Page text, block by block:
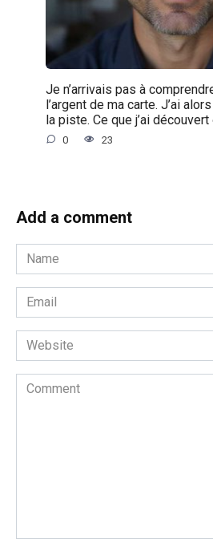
Je n’arrivais pas à
l’argent de ma carte. J’ai
la piste. Ce que j’ai
0 23
Add a comment
Name
*
Email
*
Website
Comment